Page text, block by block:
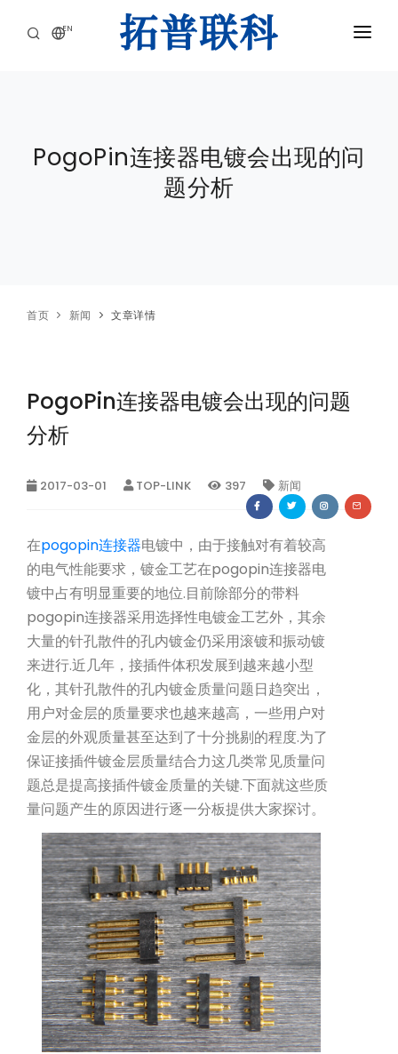
EN
应用领域
联系我们
PogoPin连接器电镀会出现的问
题分析
首页 新闻 文章详情
PogoPin连接器电镀会出现的问题
分析
2017-03-01 TOP-LINK 397 新闻
在pogopin连接器电镀中，由于接触对有着较高
的电气性能要求，镀金工艺在pogopin连接器电
镀中占有明显重要的地位.目前除部分的带料
pogopin连接器采用选择性电镀金工艺外，其余
大量的针孔散件的孔内镀金仍采用滚镀和振动镀
来进行.近几年，接插件体积发展到越来越小型
化，其针孔散件的孔内镀金质量问题日趋突出，
用户对金层的质量要求也越来越高，一些用户对
金层的外观质量甚至达到了十分挑剔的程度.为了
保证接插件镀金层质量结合力这几类常见质量问
题总是提高接插件镀金质量的关键.下面就这些质
量问题产生的原因进行逐一分板提供大家探讨。